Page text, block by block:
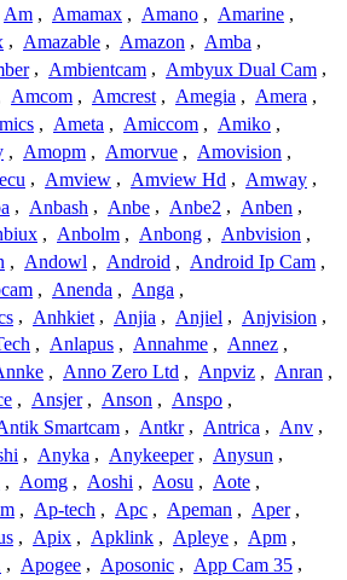
Am , Amamax , Amano , Amarine ,
, Amazable , Amazon , Amba ,
, Ambientcam , Ambyux Dual Cam ,
Amcom , Amcrest , Amegia , Amera ,
, Ameta , Amiccom , Amiko ,
, Amopm , Amorvue , Amovision ,
, Amview , Amview Hd , Amway ,
, Anbash , Anbe , Anbe2 , Anben ,
, Anbolm , Anbong , Anbvision ,
, Andowl , Android , Android Ip Cam ,
, Anenda , Anga ,
, Anhkiet , Anjia , Anjiel , Anjvision ,
, Anlapus , Annahme , Annez ,
, Anno Zero Ltd , Anpviz , Anran ,
, Ansjer , Anson , Anspo ,
Smartcam , Antkr , Antrica , Anv ,
, Anyka , Anykeeper , Anysun ,
, Aomg , Aoshi , Aosu , Aote ,
, Ap-tech , Apc , Apeman , Aper ,
, Apix , Apklink , Apleye , Apm ,
, Apogee , Aposonic , App Cam 35 ,